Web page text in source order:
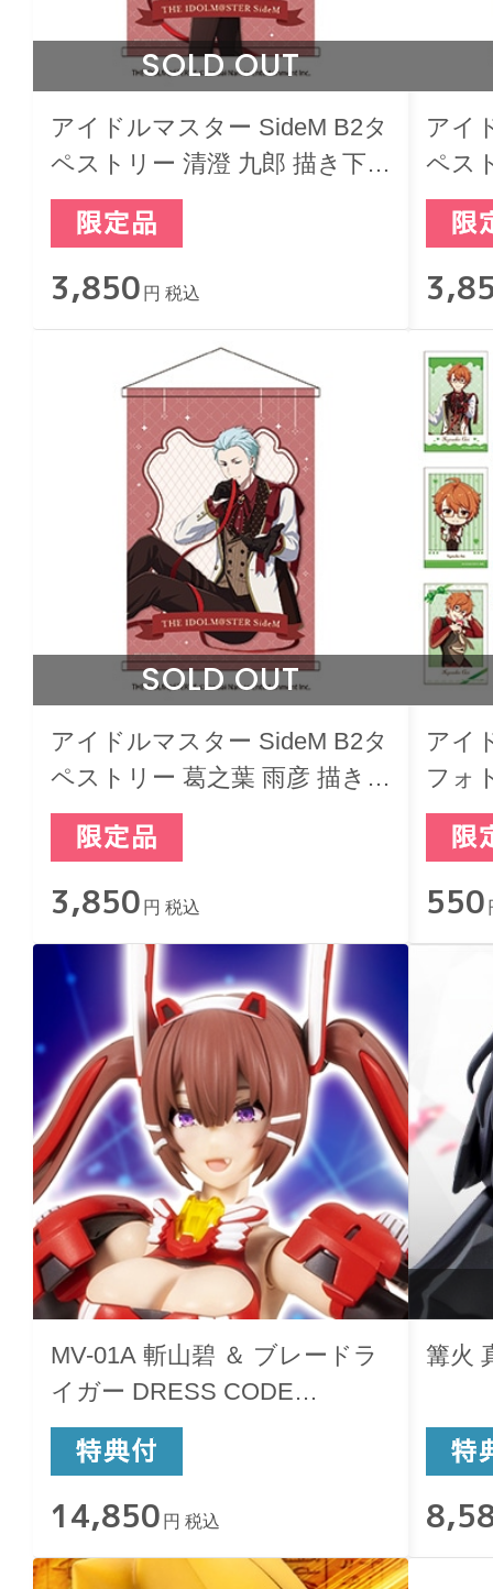
SOLD OUT
アイドルマスター SideM B2タ
ペストリー 清澄 九郎 描き下
ろし バレンタインライブ2026
-Sweet Style by 2022-
3,850 円 税込
アイ
ペス
し バ
SOLD OUT
アイドルマスター SideM B2タ
ペストリー 葛之葉 雨彦 描き下
ろし バレンタインライブ2026
-Sweet Style by 2022-
3,850 円 税込
アイ
フォ
2026
550
MV-01A 斬山碧 ＆ ブレードラ
イガー DRESS CODE
#SCARLET
14,850 円 税込
篝火